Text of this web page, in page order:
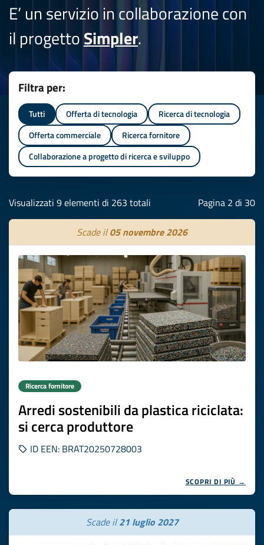
E’ un servizio in collaborazione con
il progettoSimpler.
Filtra per:
Tutti Offerta di tecnologia
Ricerca di tecnologia
Offerta commerciale
Ricerca fornitore
Collaborazione a progetto di ricerca e sviluppo
Visualizzati 9 elementi di 263 totali Pagina 2 di 30
Scade il05 novembre 2026
Ricerca fornitore
Arredi sostenibili da plastica riciclata:
si cerca produttore
ID EEN: BRAT20250728003
SCOPRI DI PIÙ →
Scade il21 luglio 2027